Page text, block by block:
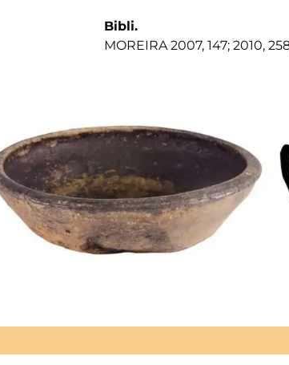
Bibli.
MOREIRA 2007, 147; 2010,